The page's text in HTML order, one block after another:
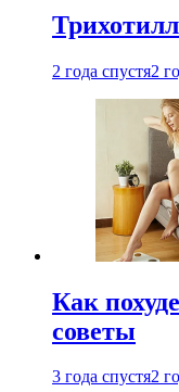
2 года спустя2
Как
советы
3 года спустя2